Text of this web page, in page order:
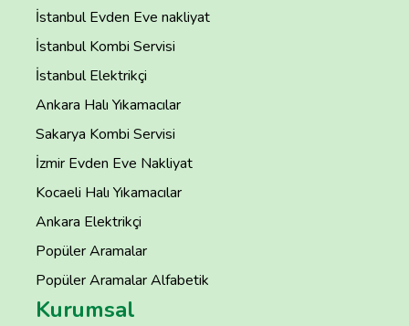
İstanbul Evden Eve nakliyat
İstanbul Kombi Servisi
İstanbul Elektrikçi
Ankara Halı Yıkamacılar
Sakarya Kombi Servisi
İzmir Evden Eve Nakliyat
Kocaeli Halı Yıkamacılar
Ankara Elektrikçi
Popüler Aramalar
Popüler Aramalar Alfabetik
Kurumsal